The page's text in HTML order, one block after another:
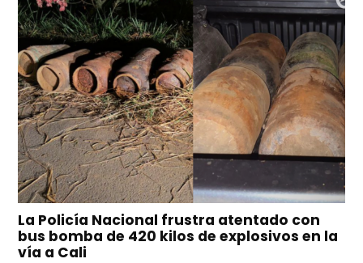
La Policía Nacional frustra atentado con
bus bomba de 420 kilos de explosivos en la
vía a Cali